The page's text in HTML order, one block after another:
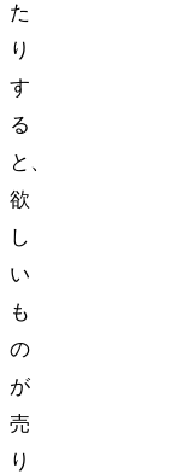
た
り
す
る
と、
欲
し
い
も
の
が
売
り